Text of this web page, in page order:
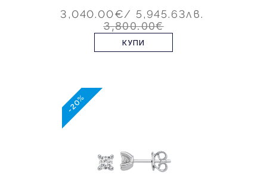
3,040.00€/ 5,945.63лв.
3,800.00€
КУПИ
-20%